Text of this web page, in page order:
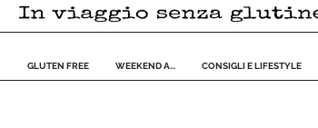
GLUTEN FREE WEEKEND A... CONSIGLI E LIFESTYLE